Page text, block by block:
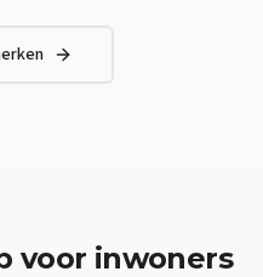
voor inwoners